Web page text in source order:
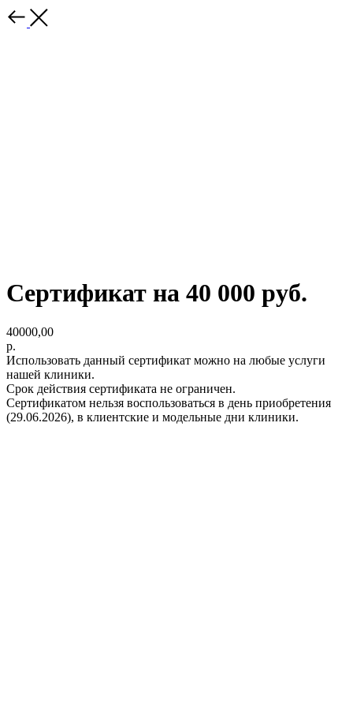
Сертификат на 40 000 руб.
40000,00
р.
Использовать данный сертификат можно на любые услуги
нашей клиники.
Срок действия сертификата не ограничен.
Сертификатом нельзя воспользоваться в день приобретения
(29.06.2026), в клиентские и модельные дни клиники.